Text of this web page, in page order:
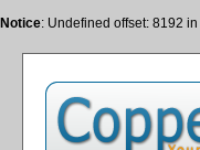
Notice: Undefined offset: 8192 in